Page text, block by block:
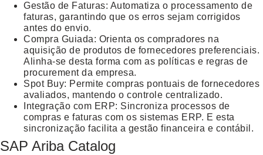
Gestão de Faturas: Automatiza o processamento de
faturas, garantindo que os erros sejam corrigidos
antes do envio.
Compra Guiada: Orienta os compradores na
aquisição de produtos de fornecedores preferenciais.
Alinha-se desta forma com as políticas e regras de
procurement da empresa.
Spot Buy: Permite compras pontuais de fornecedores
avaliados, mantendo o controle centralizado.
Integração com ERP: Sincroniza processos de
compras e faturas com os sistemas ERP. E esta
sincronização facilita a gestão financeira e contábil.
SAP Ariba Catalog